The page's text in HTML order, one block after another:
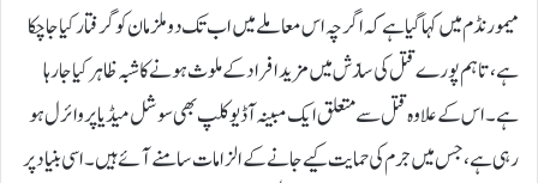
میمورنڈم میں کہا گیا ہے کہ اگرچہ اس معاملے میں اب تک دو ملزمان کو گرفتار کیا جا چکا
ہے، تاہم پورے قتل کی سازش میں مزید افراد کے ملوث ہونے کا شبہ ظاہر کیا جا رہا
ہے۔ اس کے علاوہ قتل سے متعلق ایک مبینہ آڈیو کلپ بھی سوشل میڈیا پر وائرل ہو
رہی ہے، جس میں جرم کی حمایت کیے جانے کے الزامات سامنے آئے ہیں۔ اسی بنیاد پر